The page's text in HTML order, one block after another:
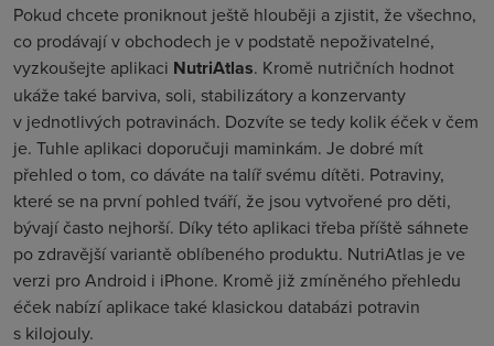
Pokud chcete proniknout ještě hlouběji a zjistit, že všechno,
co prodávají v obchodech je v podstatě nepoživatelné,
vyzkoušejte aplikaci NutriAtlas. Kromě nutričních hodnot
ukáže také barviva, soli, stabilizátory a konzervanty
v jednotlivých potravinách. Dozvíte se tedy kolik éček v čem
je. Tuhle aplikaci doporučuji maminkám. Je dobré mít
přehled o tom, co dáváte na talíř svému dítěti. Potraviny,
které se na první pohled tváří, že jsou vytvořené pro děti,
bývají často nejhorší. Díky této aplikaci třeba příště sáhnete
po zdravější variantě oblíbeného produktu. NutriAtlas je ve
verzi pro Android i iPhone. Kromě již zmíněného přehledu
éček nabízí aplikace také klasickou databázi potravin
s kilojouly.